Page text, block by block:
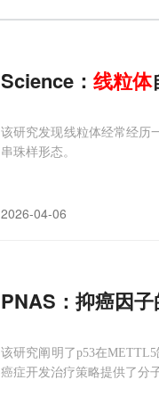
Science： 线粒体
该研究发现线粒体经常经历
串珠样形态。
2026-04-06
PNAS：抑癌因
该研究阐明了p53在
癌症开发治疗策略提供了分